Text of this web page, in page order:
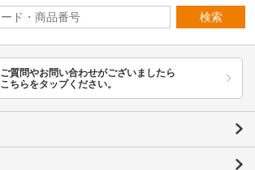
検索
ご質問やお問い合わせがございましたら
こちらをタップください。